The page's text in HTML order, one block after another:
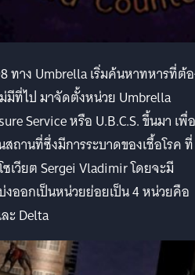
ทาง Umbrella เริ่มค้นหาทหารที่ต้
มีที่ไป มาจัดตั้งหน่วย Umbrella
Service หรือ U.B.C.S. ขึ้นมา เพื่อ
ถานที่ซึ่งมีการระบาดของเชื้อโรค ที่
วียต Sergei Vladimir โดยจะมี
ออกเป็นหน่วยย่อยเป็น 4 หน่วยคือ
ะ Delta